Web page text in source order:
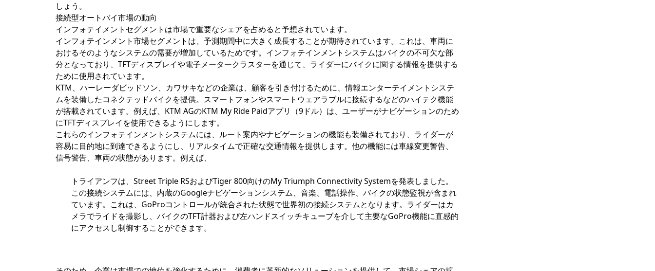
しょう。
接続型オートバイ市場の動向
インフォテイメントセグメントは市場で重要なシェアを占めると予想されています。
インフォテインメント市場セグメントは、予測期間中に大きく成長することが期待されています。これは、車両に
おけるそのようなシステムの需要が増加しているためです。インフォテインメントシステムはバイクの不可欠な部
分となっており、TFTディスプレイや電子メータークラスターを通じて、ライダーにバイクに関する情報を提供する
ために使用されています。
KTM、ハーレーダビッドソン、カワサキなどの企業は、顧客を引き付けるために、情報エンターテイメントシステ
ムを装備したコネクテッドバイクを提供。スマートフォンやスマートウェアラブルに接続するなどのハイテク機能
が搭載されています。例えば、KTM AGのKTM My Ride Paidアプリ（9ドル）は、ユーザーがナビゲーションのため
にTFTディスプレイを使用できるようにします。
これらのインフォテインメントシステムには、ルート案内やナビゲーションの機能も装備されており、ライダーが
容易に目的地に到達できるようにし、リアルタイムで正確な交通情報を提供します。他の機能には車線変更警告、
信号警告、車両の状態があります。例えば、
トライアンフは、Street Triple RSおよびTiger 800向けのMy Triumph Connectivity Systemを発表しました。
この接続システムには、内蔵のGoogleナビゲーションシステム、音楽、電話操作、バイクの状態監視が含まれ
ています。これは、GoProコントロールが統合された状態で世界初の接続システムとなります。ライダーはカ
メラでライドを撮影し、バイクのTFT計器および左ハンドスイッチキューブを介して主要なGoPro機能に直感的
にアクセスし制御することができます。